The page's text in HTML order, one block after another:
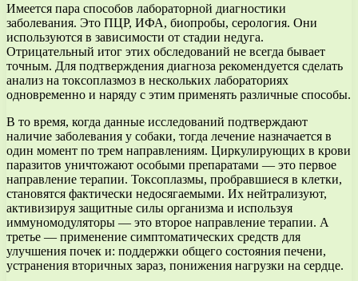
Имеется пара способов лабораторной диагностики
заболевания. Это ПЦР, ИФА, биопробы, серология. Они
используются в зависимости от стадии недуга.
Отрицательный итог этих обследований не всегда бывает
точным. Для подтверждения диагноза рекомендуется сделать
анализ на токсоплазмоз в нескольких лабораториях
одновременно и наряду с этим применять различные способы.
В то время, когда данные исследований подтверждают
наличие заболевания у собаки, тогда лечение назначается в
один момент по трем направлениям. Циркулирующих в крови
паразитов уничтожают особыми препаратами — это первое
направление терапии. Токсоплазмы, пробравшиеся в клетки,
становятся фактически недосягаемыми. Их нейтрализуют,
активизируя защитные силы организма и используя
иммуномодуляторы — это второе направление терапии. А
третье — применение симптоматических средств для
улучшения почек и: поддержки общего состояния печени,
устранения вторичных зараз, понижения нагрузки на сердце.